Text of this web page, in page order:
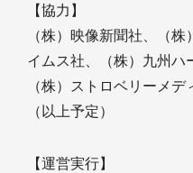
【協力】
（株）映像新聞社、（
イムス社、（株）九州ハ
（株）ストロベリーメ
（以上予定）
【運営実行】